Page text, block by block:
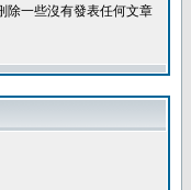
除一些沒有發表任何文章